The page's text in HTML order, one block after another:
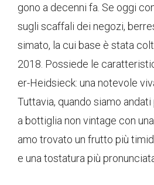
gono a decenni fa. Se oggi
sugli scaffali dei negozi,
simato, la cui base è stata
2018. Possiede le
er-Heidsieck: una notevole
Tuttavia, quando siamo
a bottiglia non vintage con
amo trovato un frutto più
e una tostatura più